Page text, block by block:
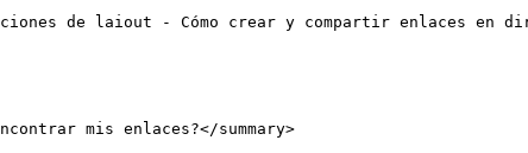
de laiout - Cómo crear y compartir enlaces en
mis enlaces?</summary>